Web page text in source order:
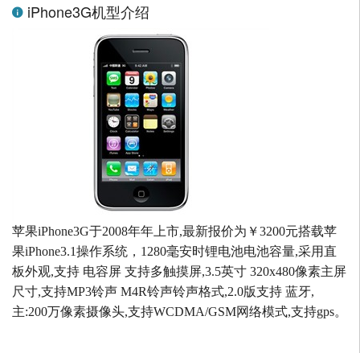
iPhone3G机型介绍
苹果iPhone3G于2008年年上市,最新报价为￥3200元搭载苹
果iPhone3.1操作系统，1280毫安时锂电池电池容量,采用直
板外观,支持 电容屏 支持多触摸屏,3.5英寸 320x480像素主屏
尺寸,支持MP3铃声 M4R铃声铃声格式,2.0版支持 蓝牙,
主:200万像素摄像头,支持WCDMA/GSM网络模式,支持gps。